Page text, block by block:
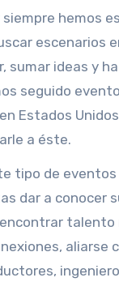
hemos
escenarios
sumar ideas y
seguido
Estados
a éste.
tipo de eventos
dar a conocer
talento
aliarse